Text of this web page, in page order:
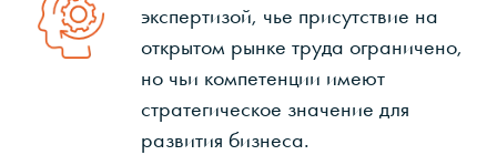
экспертизой, чье присутствие на
открытом рынке труда ограничено,
но чьи компетенции имеют
стратегическое значение для
развития бизнеса.